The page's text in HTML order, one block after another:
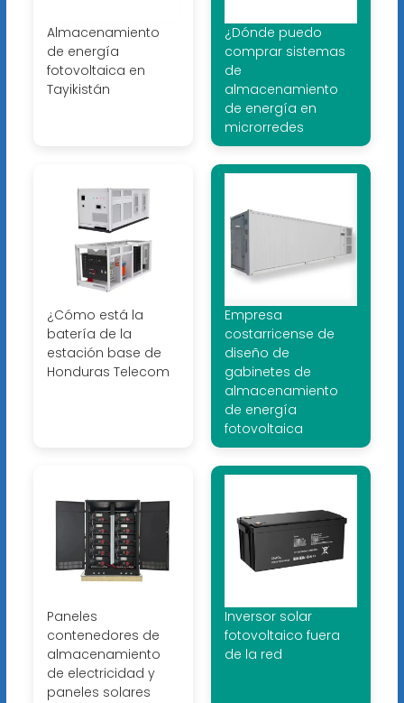
Almacenamiento
de energía
fotovoltaica en
Tayikistán
¿Dónde puedo
comprar sistemas
de
almacenamiento
de energía en
microrredes
¿Cómo está la
batería de la
estación base de
Honduras Telecom
Empresa
costarricense de
diseño de
gabinetes de
almacenamiento
de energía
fotovoltaica
Paneles
contenedores de
almacenamiento
de electricidad y
paneles solares
Inversor solar
fotovoltaico fuera
de la red